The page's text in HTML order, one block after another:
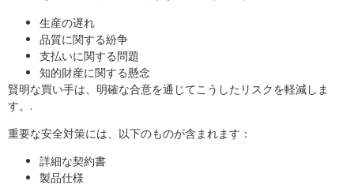
生産の遅れ
品質に関する紛争
支払いに関する問題
知的財産に関する懸念
賢明な買い手は、明確な合意を通じてこうしたリスクを軽減しま
す。.
重要な安全対策には、以下のものが含まれます：
詳細な契約書
製品仕様